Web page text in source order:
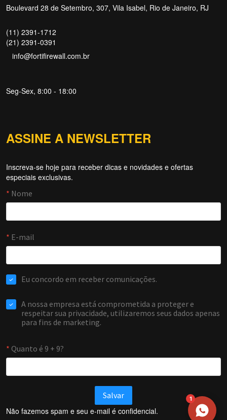
Boulevard 28 de Setembro, 307, Vila Isabel, Rio de Janeiro, RJ
(11) 2391-1712
(21) 2391-0391
info@fortifirewall.com.br
Seg-Sex, 8:00 - 18:00
ASSINE A NEWSLETTER
Inscreva-se hoje para receber dicas e novidades e ofertas
especiais exclusivas.
Não fazemos spam e seu e-mail é confidencial.
Forti Firewall
EMAIL
WHATSAPP / TELEFONE
1